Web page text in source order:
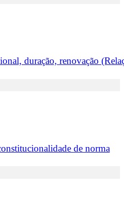
duração, renovação
de norma